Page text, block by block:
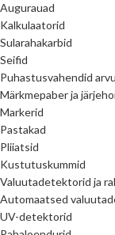
Augurauad
Kalkulaatorid
Sularahakarbid
Seifid
Puhastusvahendid
Märkmepaber ja
Markerid
Pastakad
Pliiatsid
Kustutuskummid
Valuutadetektorid ja
Automaatsed
UV-detektorid